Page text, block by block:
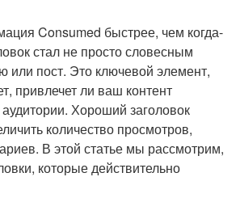
Consumed быстрее, чем когда-
стал не просто словесным
или пост. Это ключевой элемент,
привлечет ли ваш контент
Хороший заголовок
количество просмотров,
В этой статье мы рассмотрим,
которые действительно